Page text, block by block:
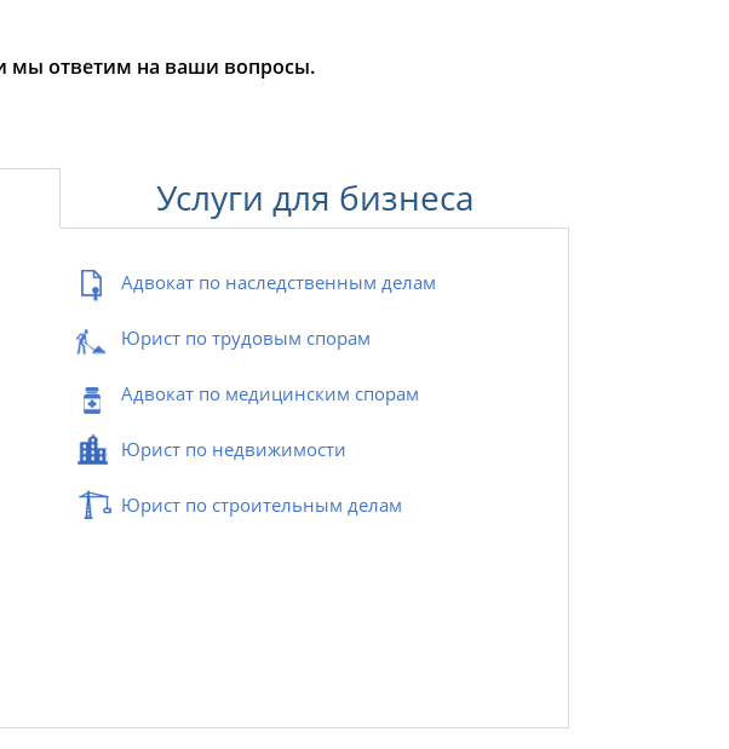
мы ответим на ваши вопросы.
Услуги для бизнеса
Адвокат по наследственным делам
Юрист по трудовым спорам
Адвокат по медицинским спорам
Юрист по недвижимости
Юрист по строительным делам